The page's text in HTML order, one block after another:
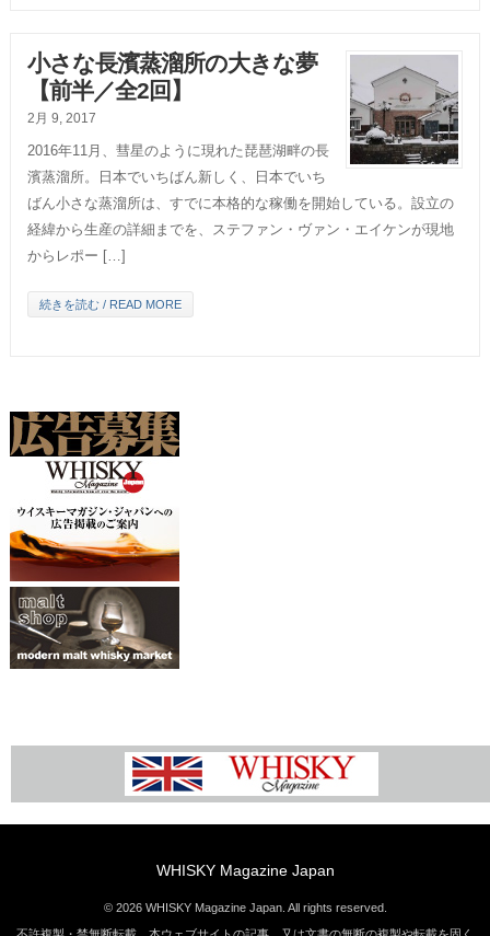
小さな長濱蒸溜所の大きな夢
【前半／全2回】
2月 9, 2017
2016年11月、彗星のように現れた琵琶湖畔の長
濱蒸溜所。日本でいちばん新しく、日本でいち
ばん小さな蒸溜所は、すでに本格的な稼働を開始している。設立の
経緯から生産の詳細までを、ステファン・ヴァン・エイケンが現地
からレポー […]
続きを読む / READ MORE
WHISKY Magazine Japan
© 2026 WHISKY Magazine Japan. All rights reserved.